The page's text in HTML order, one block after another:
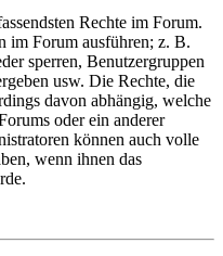
Rechte im Forum.
im Forum ausführen; z. B.
sperren, Benutzergruppen
usw. Die Rechte, die
davon abhängig, welche
oder ein anderer
können auch volle
wenn ihnen das